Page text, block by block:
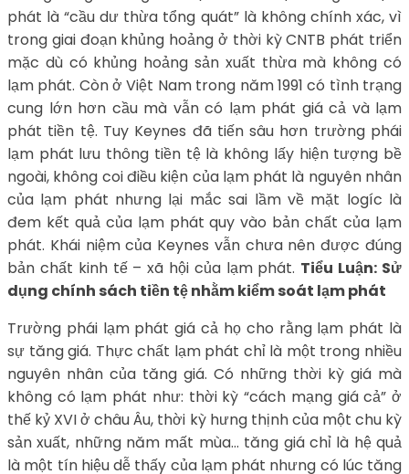
phát là “cầu dư thừa tổng quát” là không chính xác, vì
trong giai đoạn khủng hoảng ở thời kỳ CNTB phát triển
mặc dù có khủng hoảng sản xuất thừa mà không có
lạm phát. Còn ở Việt Nam trong năm 1991 có tình trạng
cung lớn hơn cầu mà vẫn có lạm phát giá cả và lạm
phát tiền tệ. Tuy Keynes đã tiến sâu hơn trường phái
lạm phát lưu thông tiền tệ là không lấy hiện tượng bề
ngoài, không coi điều kiện của lạm phát là nguyên nhân
của lạm phát nhưng lại mắc sai lầm về mặt logíc là
đem kết quả của lạm phát quy vào bản chất của lạm
phát. Khái niệm của Keynes vẫn chưa nên được đúng
bản chất kinh tế – xã hội của lạm phát. Tiểu Luận: Sử
dụng chính sách tiền tệ nhằm kiểm soát lạm phát
Trường phái lạm phát giá cả họ cho rằng lạm phát là
sự tăng giá. Thực chất lạm phát chỉ là một trong nhiều
nguyên nhân của tăng giá. Có những thời kỳ giá mà
không có lạm phát như: thời kỳ “cách mạng giá cả” ở
thế kỷ XVI ở châu Âu, thời kỳ hưng thịnh của một chu kỳ
sản xuất, những năm mất mùa… tăng giá chỉ là hệ quả
là một tín hiệu dễ thấy của lạm phát nhưng có lúc tăng